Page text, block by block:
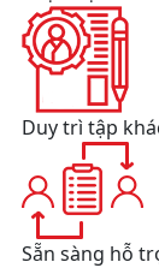
Duy trì tập
Sẵn sàng hỗ